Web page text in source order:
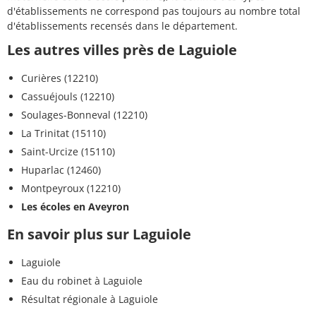
d'établissements ne correspond pas toujours au nombre total
d'établissements recensés dans le département.
Les autres villes près de Laguiole
Curières (12210)
Cassuéjouls (12210)
Soulages-Bonneval (12210)
La Trinitat (15110)
Saint-Urcize (15110)
Huparlac (12460)
Montpeyroux (12210)
Les écoles en Aveyron
En savoir plus sur Laguiole
Laguiole
Eau du robinet à Laguiole
Résultat régionale à Laguiole